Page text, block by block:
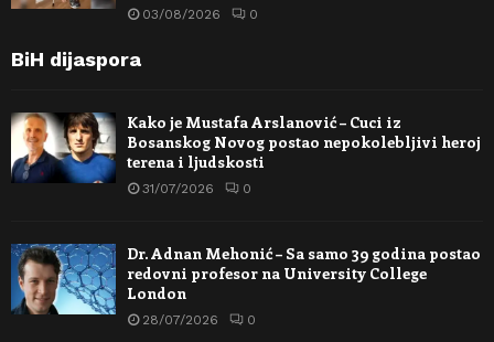
03/08/2026 0
BiH dijaspora
Kako je Mustafa Arslanović – Cuci iz
Bosanskog Novog postao nepokolebljivi heroj
terena i ljudskosti
31/07/2026 0
Dr. Adnan Mehonić – Sa samo 39 godina postao
redovni profesor na University College
London
28/07/2026 0